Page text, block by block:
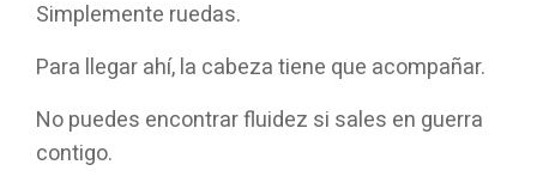
Simplemente ruedas.
Para llegar ahí, la cabeza tiene que acompañar.
No puedes encontrar fluidez si sales en guerra
contigo.